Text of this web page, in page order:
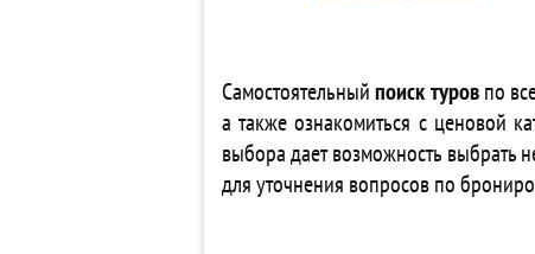
4*
3*
3*
Самостоятельныйпоиск туровпо
а также ознакомиться с ценовой
выбора дает возможность выбрать
для уточнения вопросов по